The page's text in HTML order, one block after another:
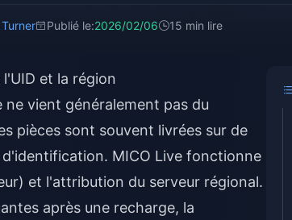
Publié le:2026/02/06 15 min lire
et la région
ne vient généralement pas du
pièces sont souvent livrées sur de
MICO Live fonctionne
et l'attribution du serveur régional.
après une recharge, la